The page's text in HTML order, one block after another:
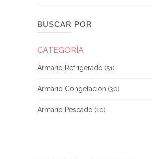
BUSCAR POR
CATEGORÍA
Armario Refrigerado (51)
Armario Congelación (30)
Armario Pescado (10)